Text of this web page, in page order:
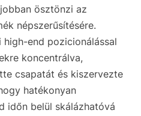
ösztönzi az
népszerűsítésére.
end pozicionálással
koncentrálva,
csapatát és kiszervezte
hatékonyan
időn belül skálázhatóvá